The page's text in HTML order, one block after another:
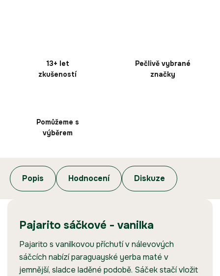
13+ let
zkušeností
Pečlivě vybrané
značky
Pomůžeme s
výběrem
Popis Hodnocení Diskuze
Pajarito sáčkové - vanilka
Pajarito s vanilkovou příchutí v nálevových
sáčcích nabízí paraguayské yerba maté v
jemnější, sladce laděné podobě. Sáček stačí vložit